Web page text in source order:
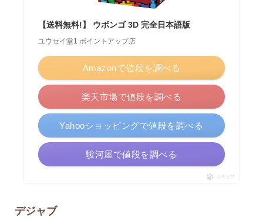
【送料無料!】 ウボンゴ 3D 完全日本語版
ユウセイ堂1 ポイントアップ店
Amazonで値段を調べる
楽天市場で値段を調べる
Yahooショッピングで値段を調べる
駿河屋で値段を調べる
ポチップ
デジャブ